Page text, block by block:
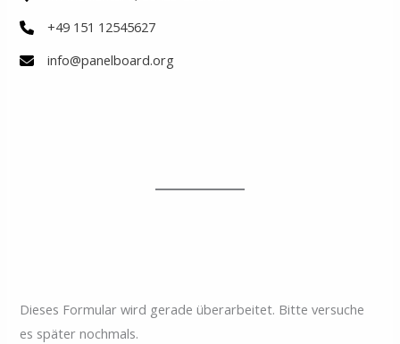
+49 151 12545627
info@panelboard.org
Dieses Formular wird gerade überarbeitet. Bitte versuche
es später nochmals.